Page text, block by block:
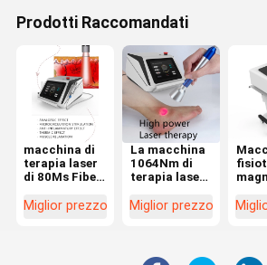
Prodotti Raccomandati
macchina di
terapia laser
di 80Ms Fiber
Coupling per
Miglior prezzo
La macchina
1064Nm di
terapia laser
penetra
allevia i
Miglior prezzo